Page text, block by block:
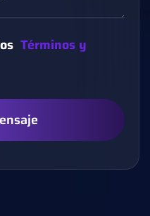
Términos y